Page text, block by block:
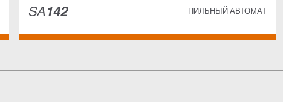
SA142 ПИЛЬНЫЙ АВТОМАТ